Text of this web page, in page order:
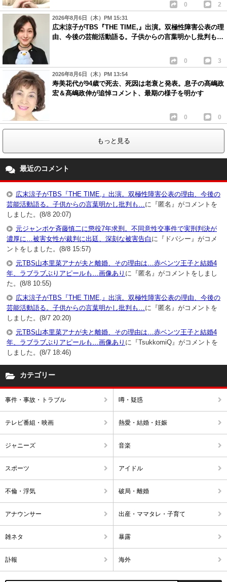
0 2
2026年8月6日（木）PM 15:31
広末涼子がTBS『THE TIME,』出演。双極性障害公表の理
由、今後の芸能活動語る。子供からの言葉明かし批判も…
0 3
2026年8月6日（木）PM 13:54
寿美花代が94歳で死去、死因は老衰と発表。息子の髙嶋政
宏＆髙嶋政伸が追悼コメント、最期の様子を明かす
0 0
もっと見る
最近のコメント
広末涼子がTBS『THE TIME,』出演。双極性障害公表の理由、今後の
芸能活動語る。子供からの言葉明かし批判も… に『匿名』がコメントを
しました。(8/8 20:07)
元ジャンポケ斉藤慎二に懲役7年求刑。不同意性交事件で実刑判決が
濃厚に…被害女性が裁判に出廷、深刻な被害告白 に『ドバシー』がコメ
ントをしました。(8/8 15:57)
元TBS山本里菜アナが夫と離婚、その理由は…赤ベンツ王子と結婚4
年、ラブラブぶりアピールも…画像あり に『匿名』がコメントをしまし
た。(8/8 10:55)
広末涼子がTBS『THE TIME,』出演。双極性障害公表の理由、今後の
芸能活動語る。子供からの言葉明かし批判も… に『匿名』がコメントを
しました。(8/7 20:20)
元TBS山本里菜アナが夫と離婚、その理由は…赤ベンツ王子と結婚4
年、ラブラブぶりアピールも…画像あり に『TsukkomiQ』がコメントを
しました。(8/7 18:46)
カテゴリー
事件・事故・トラブル 噂・疑惑
テレビ番組・映画 熱愛・結婚・妊娠
ジャニーズ 音楽
スポーツ アイドル
不倫・浮気 破局・離婚
アナウンサー 出産・ママタレ・子育て
雑ネタ 暴露
訃報 海外